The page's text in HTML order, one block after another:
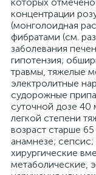
концентрации
(монголоидная
фибратами (см.
заболевания
гипотензия;
травмы, тяжелые
электролитные
судорожные
суточной дозе 40
легкой степени
возраст старше
анамнезе; сепсис;
хирургические
метаболические,